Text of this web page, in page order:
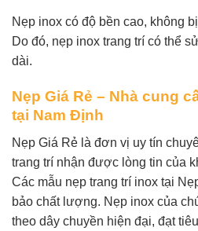
Nẹp inox có độ bền cao, không
Do đó, nẹp inox trang trí có thể
dài.
Nẹp Giá Rẻ – Nhà cung
tại Nam Định
Nẹp Giá Rẻ là đơn vị uy tín
trang trí nhận được lòng tin của
Các mẫu nẹp trang trí inox tại
bảo chất lượng. Nẹp inox của
theo dây chuyền hiện đại, đạt